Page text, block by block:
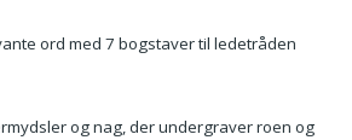
ord med 7 bogstaver til ledetråden
og nag, der undergraver roen og